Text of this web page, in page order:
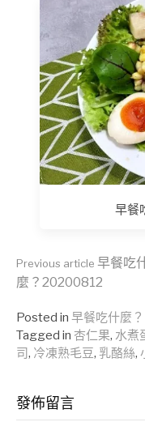
早餐
Previous article 早餐吃
麼？20200812
Posted in 早餐吃什麼？
Tagged in 杏仁果, 水煮
司, 冷凍熟毛豆, 乳酪絲,
發佈留言